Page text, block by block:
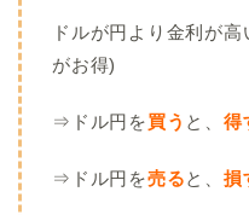
ドルが円より金利が
がお得)
⇒ドル円を買う と、 得
⇒ドル円を売ると、 損